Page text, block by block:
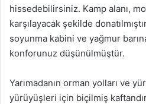
hissedebilirsiniz. Kamp alanı,
karşılayacak şekilde
soyunma kabini ve yağmur
konforunuz düşünülmüştür.
Yarımadanın orman yolları ve
yürüyüşleri için biçilmiş